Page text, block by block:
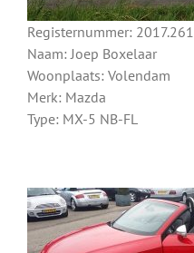
Registernummer: 2017.261
Naam: Joep Boxelaar
Woonplaats: Volendam
Merk: Mazda
Type: MX-5 NB-FL